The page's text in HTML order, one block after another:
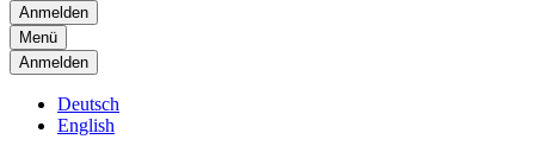
Menü
Anmelden
Deutsch
English